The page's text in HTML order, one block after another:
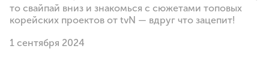
то свайпай вниз и знакомься с сюжетами топовых
корейских проектов от tvN — вдруг что зацепит!
1 сентября 2024